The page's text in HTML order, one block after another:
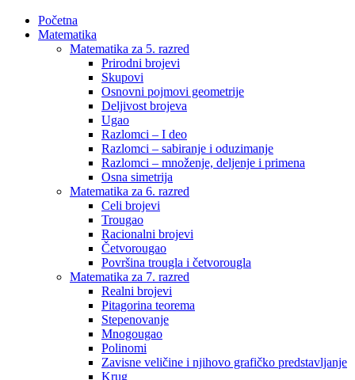
Početna
Matematika
Matematika za 5. razred
Prirodni brojevi
Skupovi
Osnovni pojmovi geometrije
Deljivost brojeva
Ugao
Razlomci – I deo
Razlomci – sabiranje i oduzimanje
Razlomci – množenje, deljenje i primena
Osna simetrija
Matematika za 6. razred
Celi brojevi
Trougao
Racionalni brojevi
Četvorougao
Površina trougla i četvorougla
Matematika za 7. razred
Realni brojevi
Pitagorina teorema
Stepenovanje
Mnogougao
Polinomi
Zavisne veličine i njihovo grafičko predstavljanje
Krug